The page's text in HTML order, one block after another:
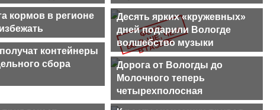
кормов в регионе
Ф
О
Т
О
Б
О
Л
Ь
Ш
Е,
Ч
Е
М
В Г
А
З
Е
Т
Е
Десять ярких «кружевных»
дней подарили Вологде
волшебство музыки
контейнеры
сбора
Дорога от Вологды до
Молочного теперь
четырехполосная